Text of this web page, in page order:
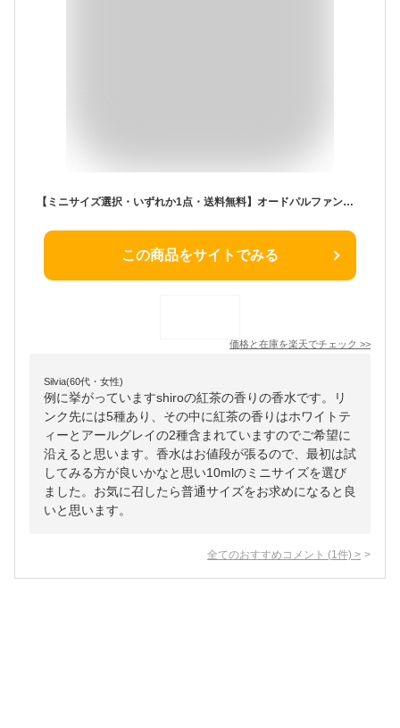
【ミニサイズ選択・いずれか1点・送料無料】オードパルファンセット（5種類）shiro オードパルファン 【サボン/ホワイトリリー/ホワイトティー/アールグレイ/キンモクセイ】10mL＜フレグランス＞ 香水 パルファン シロ しろ FRAGRANCE siro
この商品をサイトでみる
価格と在庫を楽天でチェック >>
Silvia(60代・女性)
例に挙がっていますshiroの紅茶の香りの香水です。リ
ンク先には5種あり、その中に紅茶の香りはホワイトテ
ィーとアールグレイの2種含まれていますのでご希望に
沿えると思います。香水はお値段が張るので、最初は試
してみる方が良いかなと思い10mlのミニサイズを選び
ました。お気に召したら普通サイズをお求めになると良
いと思います。
全てのおすすめコメント (1 件) >